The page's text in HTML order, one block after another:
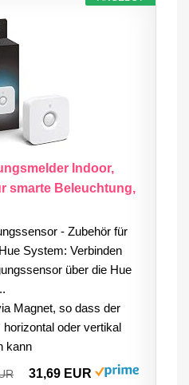
Indoor,
smarte Beleuchtung,
- Zubehör für
System: Verbinden
über die Hue
Magnet, so dass der
horizontal oder vertikal
kann
31,69 EUR